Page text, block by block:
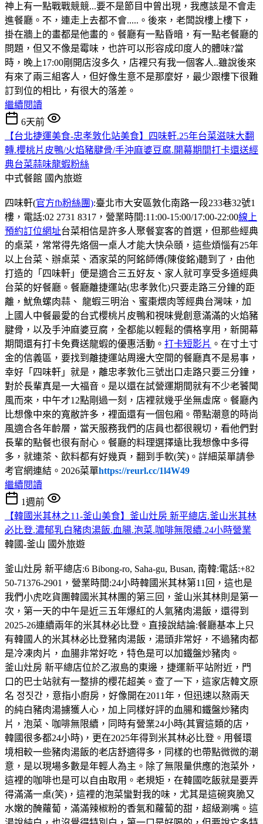
神上有一點戰戰競競...要不是節目中曾出現，我應該是不會走
進餐廳。不，連走上去都不會.....。後來，老闆說樓上樓下，
掛在牆上的畫都是他畫的。餐廳有一點昏暗，有一點老餐廳的
問題，但又不像是霉味，也許可以形容成印度人的體味?當
時，晚上17:00剛開店沒多久，店裡只有我一個客人..雖說後來
有來了兩三組客人，但好像生意不是那麼好，最少跟樓下很難
訂到位的相比，有很大的落差。
繼續閱讀
6天前
【台北捷運美食-忠孝敦化站美食】四味軒.25年台菜滋味大翻
轉.櫻桃片皮鴨/火焰豬腱骨/手沖麻婆豆腐.開幕期間打卡還送經
典台菜蒜味龍蝦粉絲
中式餐館 國內旅遊
四味軒(官方fb粉絲團):臺北市大安區敦化南路一段233巷32號1
樓，電話:02 2731 8317，營業時間:11:00-15:00/17:00-22:00線上
預約訂位網址台菜相信是許多人聚餐宴客的首選，但那些經典
的桌菜，常常得先烙個一桌人才能大快朵頤，這些煩惱有25年
以上台菜、辦桌菜、酒家菜的阿銘師傅(陳俊銘)聽到了，由他
打造的「四味軒」便是適合三五好友、家人就可享受多道經典
台菜的好餐廳。餐廳離捷運站(忠孝敦化)只要走路三分鐘的距
離，魷魚螺肉蒜、 龍蝦三明治、蜜棗煨肉等經典台灣味，加
上國人中餐最愛的台式櫻桃片皮鴨和視味覺創意滿滿的火焰豬
腱骨，以及手沖麻婆豆腐，全都能以輕鬆的價格享用，新開幕
期間還有打卡免費送龍蝦的優惠活動。 打卡短影片 。在寸土寸
金的信義區，要找到離捷運站周邊大空間的餐廳真不是易事，
幸好「四味軒」就是，離忠孝敦化三號出口走路只要三分鐘，
對於長輩真是一大福音。是以還在試營運期間就有不少老饕聞
風而來，中午才12點剛過一刻，店裡就幾乎坐無虛席。餐廳內
比想像中來的寬敝許多，裡面還有一個包廂。帶點潮意的時尚
風適合各年齡層，當天服務我們的店員也都很親切，看他們對
長輩的點餐也很有耐心。餐廳的料理選擇遠比我想像中多得
多，就連茶、飲料都有好幾頁，翻到手軟(笑)。詳細菜單請參
考官網連結。2026菜單https://reurl.cc/1l4W49
繼續閱讀
1週前
【韓國米其林之11-釜山美食】釜山灶房 新平總店.釜山米其林
必比登.濃郁乳白豬肉湯飯.血腸.泡菜.咖啡無限續.24小時營業
韓國-釜山 國外旅遊
釜山灶房 新平總店:6 Bibong-ro, Saha-gu, Busan, 南韓:電話:+82
50-71376-2901，營業時間:24小時韓國米其林第11回，這也是
我們小虎吃貨團韓國米其林團的第三回，釜山米其林則是第一
次，第一天的中午是近三五年爆紅的人氣豬肉湯飯，還得到
2025-26連續兩年的米其林必比登。直接說結論:餐廳基本上只
有韓國人的米其林必比登豬肉湯飯，湯頭非常好，不過豬肉都
是冷凍肉片，血腸非常好吃，特色是可以加鐵盤炒豬肉。
釜山灶房 新平總店位於乙淑島的東邊，捷運新平站附近，門
口的巴士站就有一整排的櫻花超美。查了一下，這家店韓文原
名 정짓간，意指小廚房，好像開在2011年，但迅速以熬兩天
的純白豬肉湯擄獲人心，加上同樣好評的血腸和鐵盤炒豬肉
片，泡菜、咖啡無限續，同時有營業24小時(其實這類的店，
韓國很多都24小時)，更在2025年得到米其林必比登。用餐環
境相較一些豬肉湯飯的老店舒適得多，同樣的也帶點微微的潮
意，是以現場多數是年輕人為主。除了無限量供應的泡菜外，
這裡的咖啡也是可以自由取用。老規矩，在韓國吃飯就是要弄
得滿滿一桌(笑)，這裡的泡菜蠻對我的味，尤其是這碗爽脆又
水嫩的醃蘿蔔，滿滿辣椒粉的香氣和蘿蔔的甜，超級涮嘴。這